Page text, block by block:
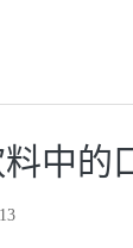
中的